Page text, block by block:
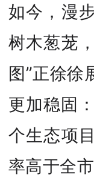
如今，漫
树木葱茏
图”正徐徐
更加稳固
个生态项
率高于全